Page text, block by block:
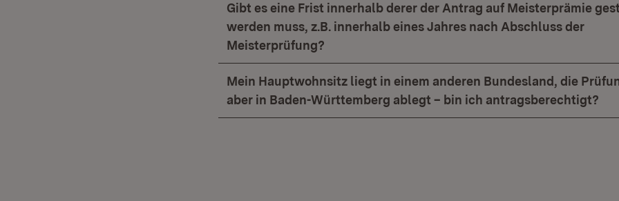
Gibt es eine Frist innerhalb derer der Antrag auf Meisterprämie
werden muss, z.B. innerhalb eines Jahres nach Abschluss der
Meisterprüfung?
Mein Hauptwohnsitz liegt in einem anderen Bundesland, die
aber in Baden-Württemberg ablegt – bin ich antragsberechtigt?